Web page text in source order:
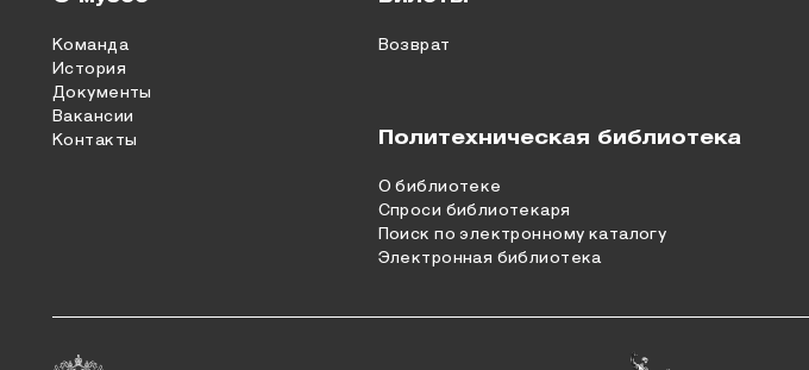
Команда
История
Документы
Вакансии
Контакты
Возврат
Политехническая библиотека
О библиотеке
Спроси библиотекаря
Поиск по электронному каталогу
Электронная библиотека